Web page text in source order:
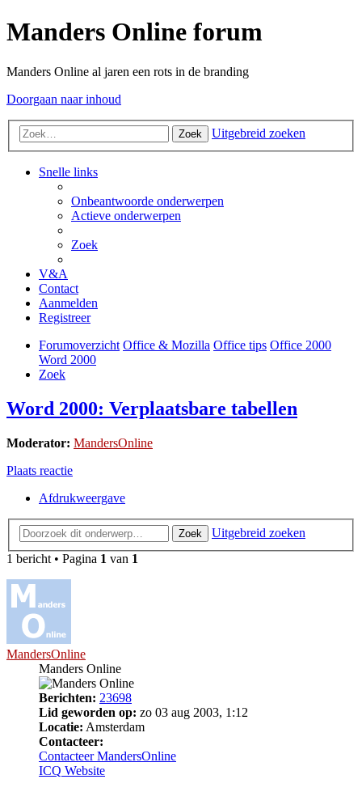
Manders Online forum
Manders Online al jaren een rots in de branding
Doorgaan naar inhoud
Zoek Uitgebreid zoeken
Snelle links
Onbeantwoorde onderwerpen
Actieve onderwerpen
Zoek
V&A
Contact
Aanmelden
Registreer
Forumoverzicht Office & Mozilla Office tips Office 2000
Word 2000
Zoek
Word 2000: Verplaatsbare tabellen
Moderator: MandersOnline
Plaats reactie
Afdrukweergave
Zoek
Uitgebreid zoeken
1 bericht • Pagina 1 van 1
MandersOnline
Manders Online
Berichten: 23698
Lid geworden op: zo 03 aug 2003, 1:12
Locatie: Amsterdam
Contacteer:
Contacteer MandersOnline
ICQ Website